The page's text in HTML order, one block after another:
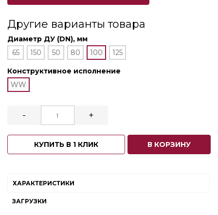
Другие варианты товара
Диаметр ДУ (DN), мм
65
150 50 80 100 125
Конструктивное исполнение
WW
- +
КУПИТЬ В 1 КЛИК В КОРЗИНУ
ХАРАКТЕРИСТИКИ
ЗАГРУЗКИ